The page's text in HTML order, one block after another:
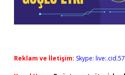
Reklam ve İletişim: Skype: